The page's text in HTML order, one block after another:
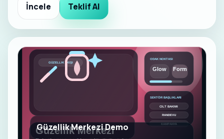
İncele Teklif Al
Güzellik Merkezi Demo